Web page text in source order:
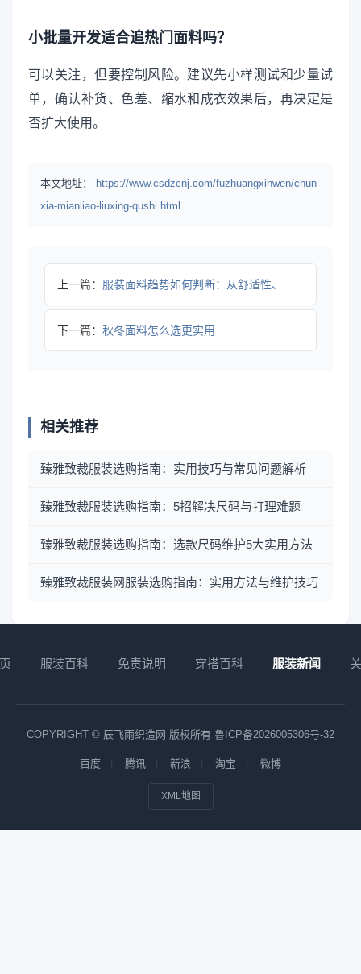
小批量开发适合追热门面料吗？
可以关注，但要控制风险。建议先小样测试和少量试
单，确认补货、色差、缩水和成衣效果后，再决定是
否扩大使用。
本文地址：
https://www.csdzcnj.com/fuzhuangxinwen/chun
xia-mianliao-liuxing-qushi.html
上一篇： 服装面料趋势如何判断：从舒适性、功能性到可持续选择
下一篇： 秋冬面料怎么选更实用
相关推荐
臻雅致裁服装选购指南：实用技巧与常见问题解析
臻雅致裁服装选购指南：5招解决尺码与打理难题
臻雅致裁服装选购指南：选款尺码维护5大实用方法
臻雅致裁服装网服装选购指南：实用方法与维护技巧
服装百科 免责说明 穿搭百科 服装新闻
COPYRIGHT © 辰飞雨织造网 版权所有 鲁ICP备2026005306号-32
百度 腾讯 新浪 淘宝 微博
XML地图